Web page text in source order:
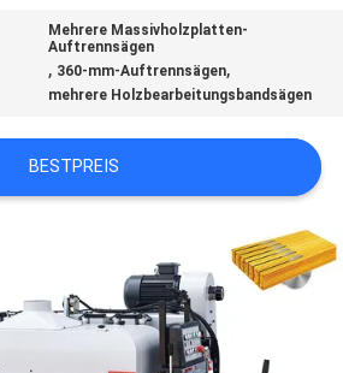
Mehrere Massivholzplatten-
Auftrennsägen
, 360-mm-Auftrennsägen,
mehrere Holzbearbeitungsbandsägen
BESTPREIS